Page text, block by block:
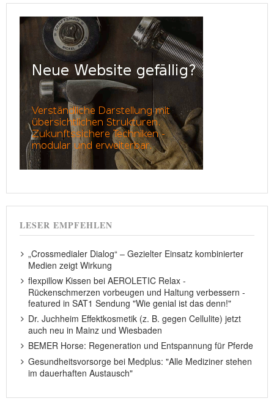
LESER EMPFEHLEN
„Crossmedialer Dialog“ – Gezielter Einsatz kombinierter
Medien zeigt Wirkung
flexpillow Kissen bei AEROLETIC Relax -
Rückenschmerzen vorbeugen und Haltung verbessern -
featured in SAT1 Sendung "Wie genial ist das denn!"
Dr. Juchheim Effektkosmetik (z. B. gegen Cellulite) jetzt
auch neu in Mainz und Wiesbaden
BEMER Horse: Regeneration und Entspannung für Pferde
Gesundheitsvorsorge bei Medplus: "Alle Mediziner stehen
im dauerhaften Austausch"